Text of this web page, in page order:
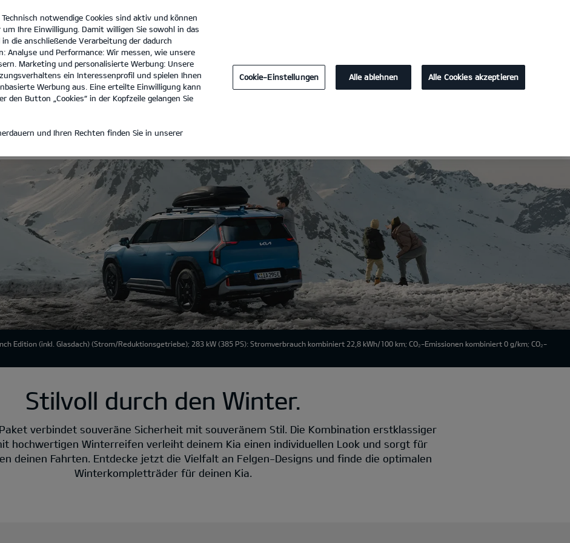
Autohaus Klein GmbH Tel. :06831 - 94030
Edition (inkl. Glasdach) (Strom/Reduktionsgetriebe); 283 kW (385 PS): Stromverbrauch kombiniert 22,8 kWh/100 km; CO₂-Emissionen kombiniert 0 g/km; CO₂-
Stilvoll durch den Winter.
verbindet souveräne Sicherheit mit souveränem Stil. Die Kombination erstklassiger
hochwertigen Winterreifen verleiht deinem Kia einen individuellen Look und sorgt für
deinen Fahrten. Entdecke jetzt die Vielfalt an Felgen-Designs und finde die optimalen
Winterkompletträder für deinen Kia.
notwendige Cookies sind aktiv und können
Ihre Einwilligung. Damit willigen Sie sowohl in das
die anschließende Verarbeitung der dadurch
Analyse und Performance: Wir messen, wie unsere
Marketing und personalisierte Werbung: Unsere
ein Interessenprofil und spielen Ihnen
Werbung aus. Eine erteilte Einwilligung kann
Button „Cookies“ in der Kopfzeile gelangen Sie
und Ihren Rechten finden Sie in unserer
Cookie-Einstellungen Alle ablehnen Alle Cookies akzeptieren